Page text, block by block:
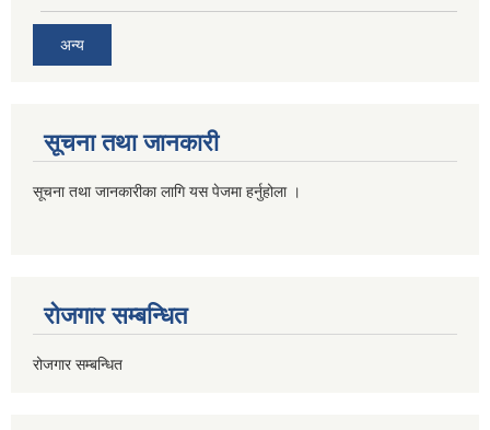
अन्य
सूचना तथा जानकारी
सूचना तथा जानकारीका लागि यस पेजमा हर्नुहोला ।
रोजगार सम्बन्धित
रोजगार सम्बन्धित